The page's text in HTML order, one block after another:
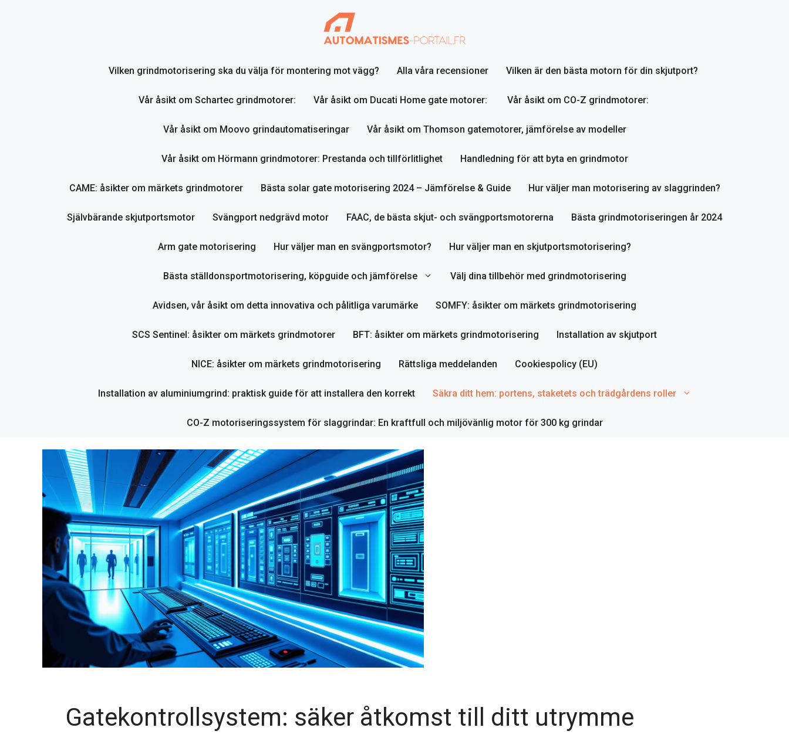
Vilken grindmotorisering ska du välja för montering mot vägg? Alla våra recensioner Vilken är den bästa motorn för din skjutport?
Vår åsikt om Schartec grindmotorer: Vår åsikt om Ducati Home gate motorer: Vår åsikt om CO-Z grindmotorer:
Vår åsikt om Moovo grindautomatiseringar Vår åsikt om Thomson gatemotorer, jämförelse av modeller
Vår åsikt om Hörmann grindmotorer: Prestanda och tillförlitlighet Handledning för att byta en grindmotor
CAME: åsikter om märkets grindmotorer Bästa solar gate motorisering 2024 – Jämförelse & Guide Hur väljer man motorisering av slaggrinden?
Självbärande skjutportsmotor Svängport nedgrävd motor FAAC, de bästa skjut- och svängportsmotorerna Bästa grindmotoriseringen år 2024
Arm gate motorisering Hur väljer man en svängportsmotor? Hur väljer man en skjutportsmotorisering?
Bästa ställdonsportmotorisering, köpguide och jämförelse Välj dina tillbehör med grindmotorisering
Avidsen, vår åsikt om detta innovativa och pålitliga varumärke SOMFY: åsikter om märkets grindmotorisering
SCS Sentinel: åsikter om märkets grindmotorer BFT: åsikter om märkets grindmotorisering Installation av skjutport
NICE: åsikter om märkets grindmotorisering Rättsliga meddelanden Cookiespolicy (EU)
Installation av aluminiumgrind: praktisk guide för att installera den korrekt Säkra ditt hem: portens, staketets och trädgårdens roller
CO-Z motoriseringssystem för slaggrindar: En kraftfull och miljövänlig motor för 300 kg grindar
Gatekontrollsystem: säker åtkomst till ditt utrymme